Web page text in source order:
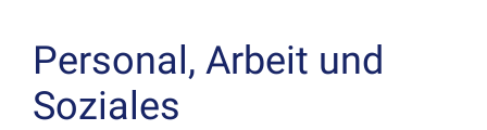
Personal, Arbeit und
Soziales